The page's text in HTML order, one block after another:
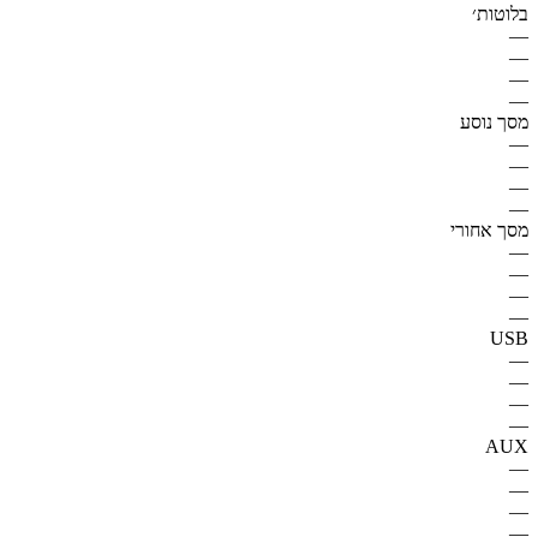
בלוטות׳
—
—
—
—
מסך נוסע
—
—
—
—
מסך אחורי
—
—
—
—
USB
—
—
—
—
AUX
—
—
—
—